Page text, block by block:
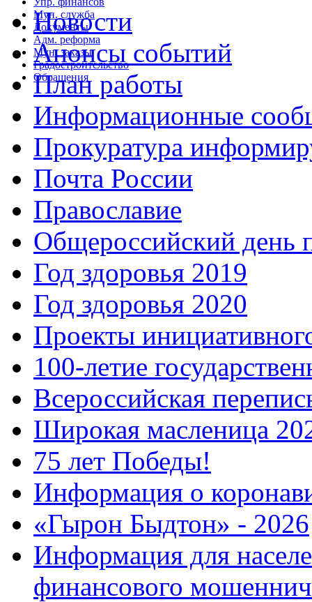
Мун. служба
Документы
Адм. реформа
Мун. заказы
Градостроительство
Обращения
Новости
Анонсы событий
План работы
Информационные
Прокуратура
Почта России
Православие
Общероссийский день
Год здоровья 2019
Год здоровья 2020
Проекты
100-летие
Всероссийская
Широкая масленица
75 лет Победы!
Информация о
«Гырон Быдтон» - 2026
Информация для
финансового